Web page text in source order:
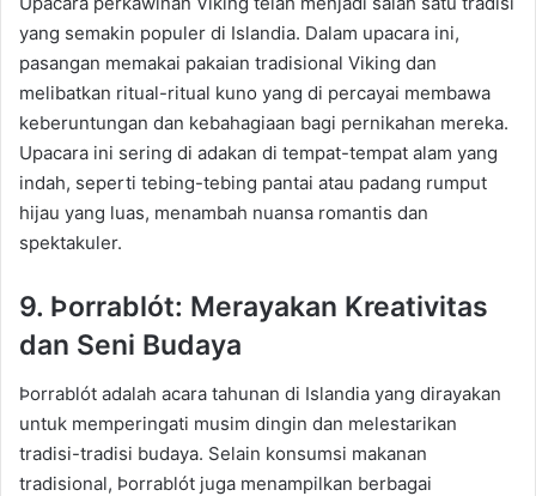
yang semakin populer di Islandia. Dalam upacara ini,
pasangan memakai pakaian tradisional Viking dan
melibatkan ritual-ritual kuno yang di percayai membawa
keberuntungan dan kebahagiaan bagi pernikahan mereka.
Upacara ini sering di adakan di tempat-tempat alam yang
indah, seperti tebing-tebing pantai atau padang rumput
hijau yang luas, menambah nuansa romantis dan
spektakuler.
9. Þorrablót: Merayakan Kreativitas
dan Seni Budaya
Þorrablót adalah acara tahunan di Islandia yang dirayakan
untuk memperingati musim dingin dan melestarikan
tradisi-tradisi budaya. Selain konsumsi makanan
tradisional, Þorrablót juga menampilkan berbagai